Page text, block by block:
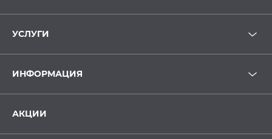
УСЛУГИ
ИНФОРМАЦИЯ
АКЦИИ